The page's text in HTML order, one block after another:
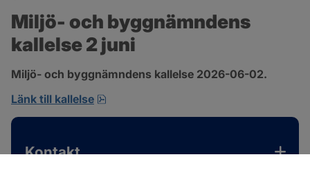
Miljö- och byggnämndens
kallelse 2 juni
Miljö- och byggnämndens kallelse 2026-06-02.
Länk till kallelse
Kontakt